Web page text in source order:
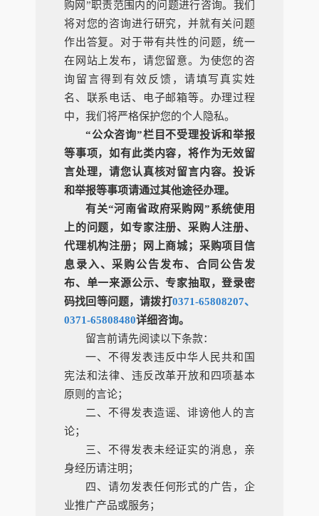
购网”职责范围内的问题进行咨询。我们
将对您的咨询进行研究，并就有关问题
作出答复。对于带有共性的问题，统一
在网站上发布，请您留意。为使您的咨
询留言得到有效反馈，请填写真实姓
名、联系电话、电子邮箱等。办理过程
中，我们将严格保护您的个人隐私。
“公众咨询”栏目不受理投诉和举报
等事项，如有此类内容，将作为无效留
言处理，请您认真核对留言内容。投诉
和举报等事项请通过其他途径办理。
有关“河南省政府采购网”系统使用
上的问题，如专家注册、采购人注册、
代理机构注册；网上商城；采购项目信
息录入、采购公告发布、合同公告发
布、单一来源公示、专家抽取，登录密
码找回等问题，请拨打0371-65808207、
0371-65808480详细咨询。
留言前请先阅读以下条款：
一、不得发表违反中华人民共和国
宪法和法律、违反改革开放和四项基本
原则的言论；
二、不得发表造谣、诽谤他人的言
论；
三、不得发表未经证实的消息，亲
身经历请注明；
四、请勿发表任何形式的广告，企
业推广产品或服务；